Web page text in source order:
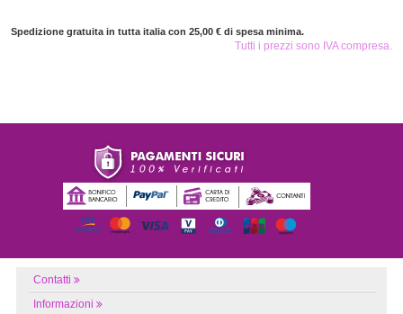
Spedizione gratuita in tutta italia con 25,00 € di spesa minima.
Tutti i prezzi sono IVA compresa.
Contatti
Informazioni